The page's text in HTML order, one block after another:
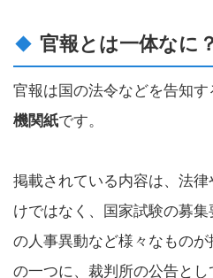
官報とは一体なに？
官報は国の法令などを告知す
機関紙です。
掲載されている内容は、法
けではなく、国家試験の募
の人事異動など様々なもの
の一つに、裁判所の公告と